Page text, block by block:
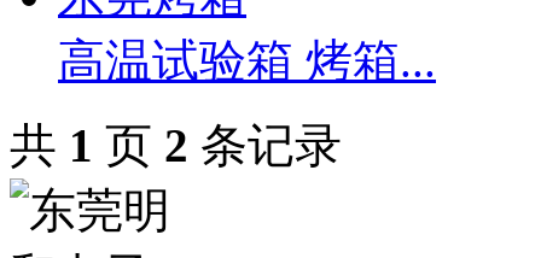
高温试验箱 烤箱...
共 1 页 2 条记录